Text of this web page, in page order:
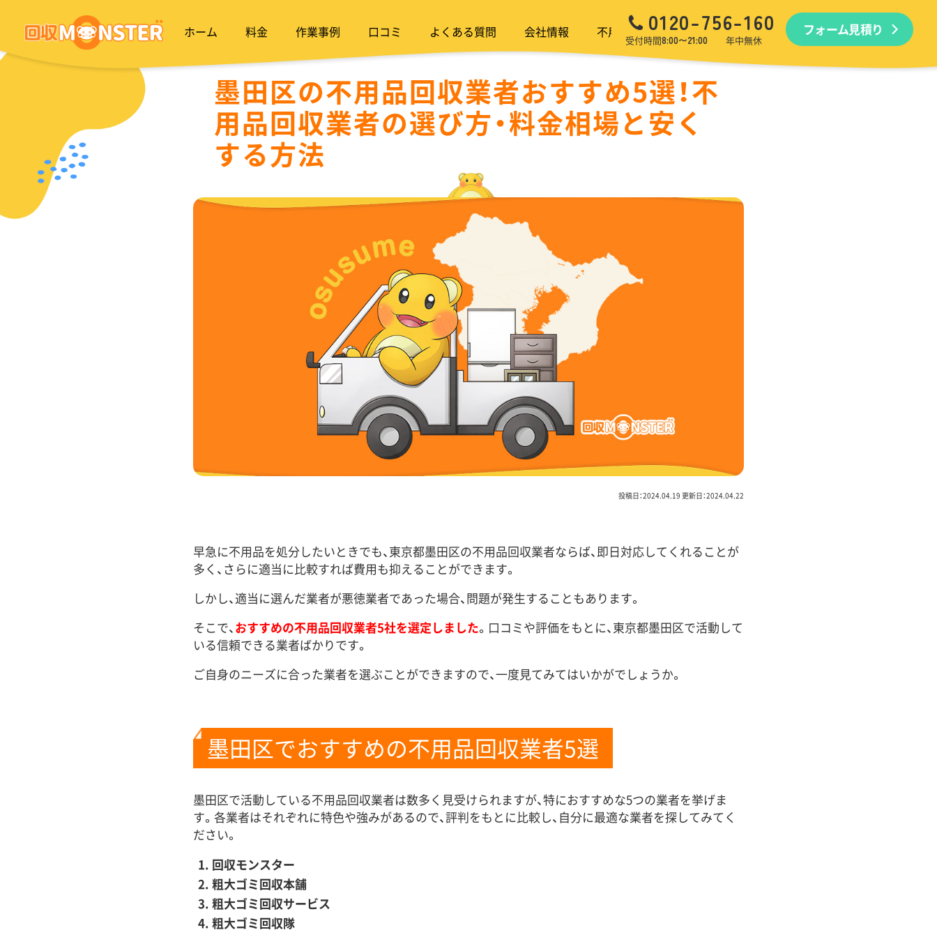
ホーム 料金 作業事例 口コミ よくある質問 会社情報 不用品回収 生前・遺品整理 引越しゴミ回収 ゴミ屋敷
0120-756-160
受付時間8:00〜21:00 年中無休
フォーム見積り
墨田区の不用品回収業者おすすめ5選！不
用品回収業者の選び方・料金相場と安く
する方法
投稿日：2024.04.19 更新日：2024.04.22
早急に不用品を処分したいときでも、東京都墨田区の不用品回収業者ならば、即日対応してくれることが
多く、さらに適当に比較すれば費用も抑えることができます。
しかし、適当に選んだ業者が悪徳業者であった場合、問題が発生することもあります。
そこで、 おすすめの不用品回収業者5社を選定しました。口コミや評価をもとに、東京都墨田区で活動して
いる信頼できる業者ばかりです。
ご自身のニーズに合った業者を選ぶことができますので、一度見てみてはいかがでしょうか。
墨田区でおすすめの不用品回収業者5選
墨田区で活動している不用品回収業者は数多く見受けられますが、特におすすめな5つの業者を挙げま
す。各業者はそれぞれに特色や強みがあるので、評判をもとに比較し、自分に最適な業者を探してみてく
ださい。
回収モンスター
粗大ゴミ回収本舗
粗大ゴミ回収サービス
粗大ゴミ回収隊